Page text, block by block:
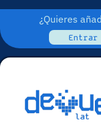
¿Quieres
Entrar